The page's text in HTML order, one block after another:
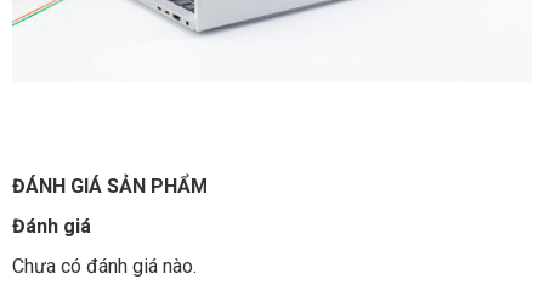
ĐÁNH GIÁ SẢN PHẨM
Đánh giá
Chưa có đánh giá nào.